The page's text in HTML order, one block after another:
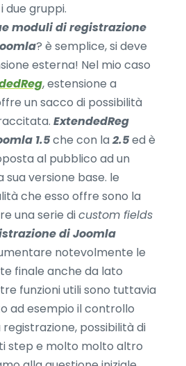
due gruppi.
moduli di registrazione
? è semplice, si deve
esterna! Nel mio caso
, estensione a
un sacco di possibilità
ExtendedReg
1.5che con la 2.5ed è
al pubblico ad un
sua versione base. le
che esso offre sono la
una serie dicustom fields
di Joomla
notevolmente le
finale anche da lato
funzioni utili sono tuttavia
ad esempio il controllo
registrazione, possibilità di
step e molto molto altro